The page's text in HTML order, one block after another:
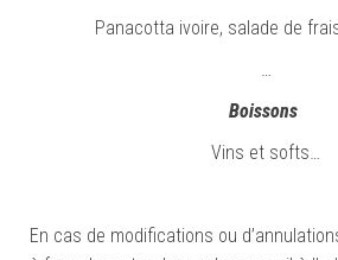
Panacotta ivoire, salade de
…
Boissons
Vins et softs…
En cas de modifications ou